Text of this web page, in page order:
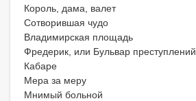
Король, дама, валет
Сотворившая чудо
Владимирская площадь
Фредерик, или Бульвар преступлений
Кабаре
Мера за меру
Мнимый больной